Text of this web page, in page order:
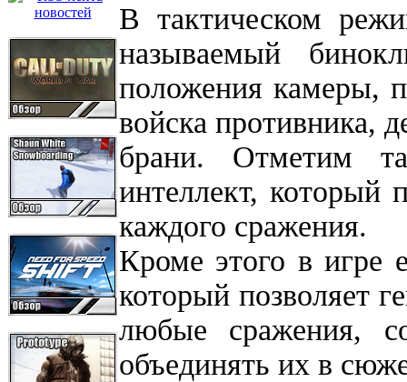
В тактическом
называемый
положения камеры,
войска противника,
брани. Отметим
интеллект, который
каждого сражения.
Кроме этого в игре
который позволяет
любые сражения,
объединять их в